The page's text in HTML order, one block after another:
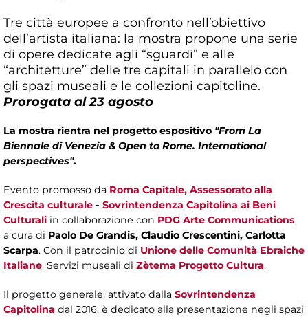
Tre città europee a confronto nell’obiettivo
dell’artista italiana: la mostra propone una serie
di opere dedicate agli “sguardi” e alle
“architetture” delle tre capitali in parallelo con
gli spazi museali e le collezioni capitoline.
Prorogata al 23 agosto
La mostra rientra nel progetto espositivo "From La
Biennale di Venezia & Open to Rome. International
perspectives".
Evento promosso da Roma Capitale, Assessorato alla
Crescita culturale - Sovrintendenza Capitolina ai Beni
Culturali in collaborazione con PDG Arte Communications,
a cura di Paolo De Grandis, Claudio Crescentini, Carlotta
Scarpa. Con il patrocinio di Unione delle Comunità Ebraiche
Italiane. Servizi museali di Zètema Progetto Cultura.
Il progetto generale, attivato dalla Sovrintendenza
Capitolina dal 2016, è dedicato alla presentazione negli spazi